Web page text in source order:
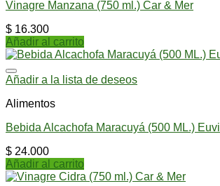
Vinagre Manzana (750 ml.) Car & Mer
$ 16.300
Añadir al carrito
Añadir a la lista de deseos
Alimentos
Bebida Alcachofa Maracuyá (500 ML.) Euvi
$ 24.000
Añadir al carrito